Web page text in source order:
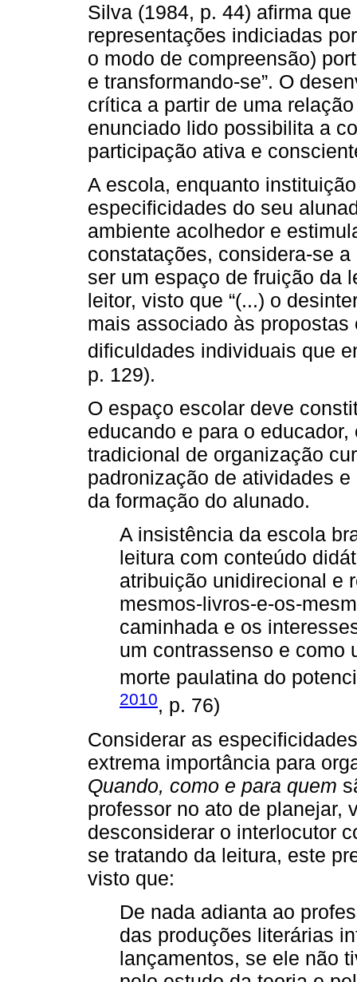
Silva (1984, p. 44) afirma
representações indiciadas
o modo de compreensão)
e transformando-se”. O
crítica a partir de uma
enunciado lido possibilita a
participação ativa e
A escola, enquanto
especificidades do seu
ambiente acolhedor e
constatações, considera-se
ser um espaço de fruição da
leitor, visto que “(...) o
mais associado às
dificuldades individuais que
p. 129).
O espaço escolar deve
educando e para o
tradicional de organização
padronização de atividades
da formação do alunado.
A insistência da escola
leitura com conteúdo
atribuição unidirecional e
mesmos-livros-e-os-
caminhada e os
um contrassenso e como
morte paulatina do
2010, p. 76)
Considerar as
extrema importância para
Quando, como e para quem
professor no ato de planejar,
desconsiderar o interlocutor
se tratando da leitura, este
visto que:
De nada adianta ao
das produções literárias
lançamentos, se ele não